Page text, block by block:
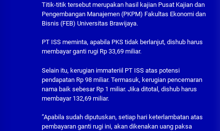
Titik-titik tersebut merupakan hasil kajian Pusat Kajian dan
Pengembangan Manajemen (PKPM) Fakultas Ekonomi dan
Bisnis (FEB) Universitas Brawijaya.
PT ISS meminta, apabila PKS tidak berlanjut, dishub harus
membayar ganti rugi Rp 33,69 miliar.
Selain itu, kerugian immateriil PT ISS atas potensi
pendapatan Rp 98 miliar. Termasuk, kerugian pencemaran
nama baik sebesar Rp 1 miliar. Jika ditotal, dishub harus
membayar 132,69 miliar.
”Apabila sudah diputuskan, setiap hari keterlambatan atas
pembayaran ganti rugi ini, akan dikenakan uang paksa